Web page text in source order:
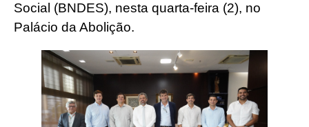
Social (BNDES), nesta quarta-feira (2), no
Palácio da Abolição.